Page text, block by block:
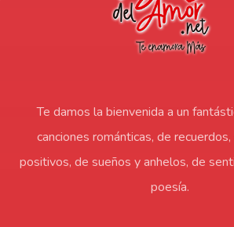
Te damos la bienvenida a un
canciones románticas, de
positivos, de sueños y anhelos, de
poesía.